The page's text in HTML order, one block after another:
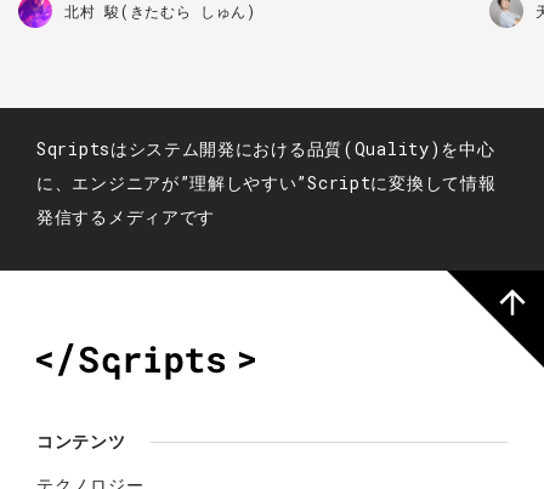
北村 駿(きたむら しゅん)
Sqriptsはシステム開発における品質(Quality)を中心
に、エンジニアが”理解しやすい”Scriptに変換して情報
発信するメディアです
コンテンツ